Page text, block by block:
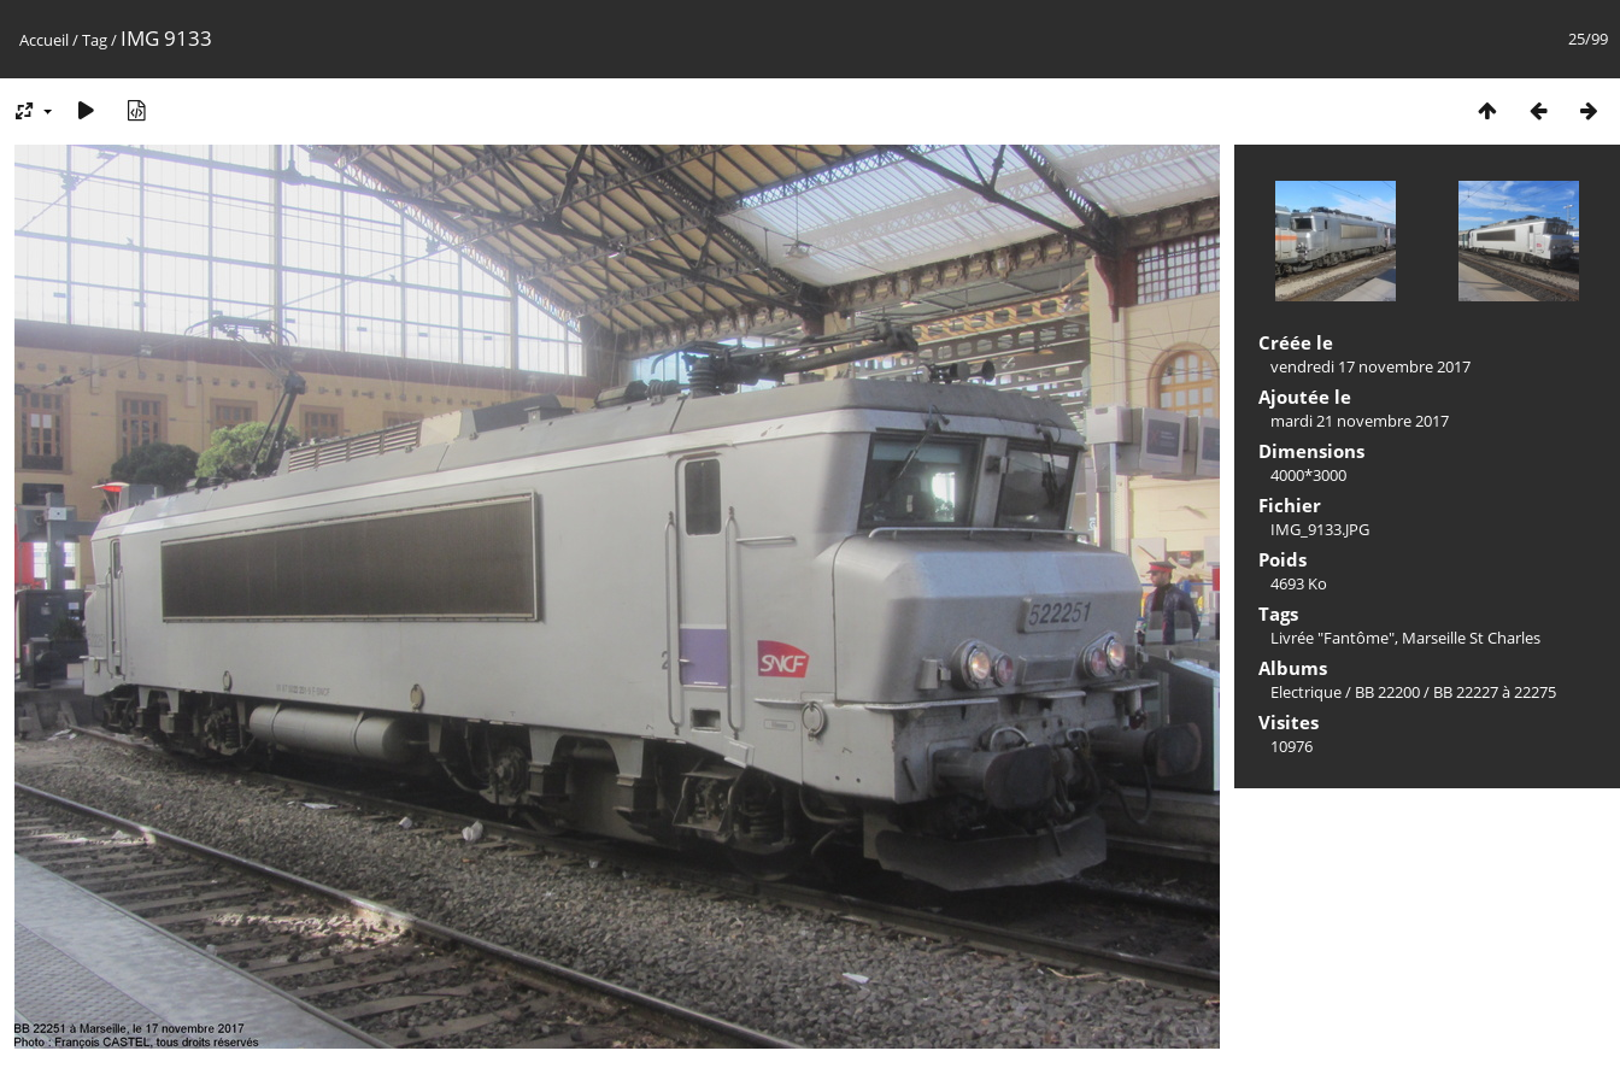
25/99
Accueil/Tag/ IMG 9133
Créée le
vendredi 17 novembre 2017
Ajoutée le
mardi 21 novembre 2017
Dimensions
4000*3000
Fichier
IMG_9133.JPG
Poids
4693 Ko
Tags
Livrée "Fantôme", Marseille St Charles
Albums
Electrique/ BB 22200/ BB 22227 à 22275
Visites
10976